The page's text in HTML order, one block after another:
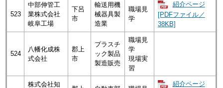
523
中部伸管工
業株式会社
岐阜工場
下呂
市
輸送用機
械器具製
造業
職場見
学
紹介ページ
[PDFファイル／
38KB]
524
八幡化成株
式会社
郡上
市
プラスチ
ック製品
製造販売
職場見
学
現場実
習
株式会社知
紹介ページ